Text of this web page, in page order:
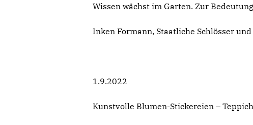
Wissen wächst im Garten. Zur
Inken Formann, Staatliche Schlösser
1.9.2022
Kunstvolle Blumen-Stickereien –